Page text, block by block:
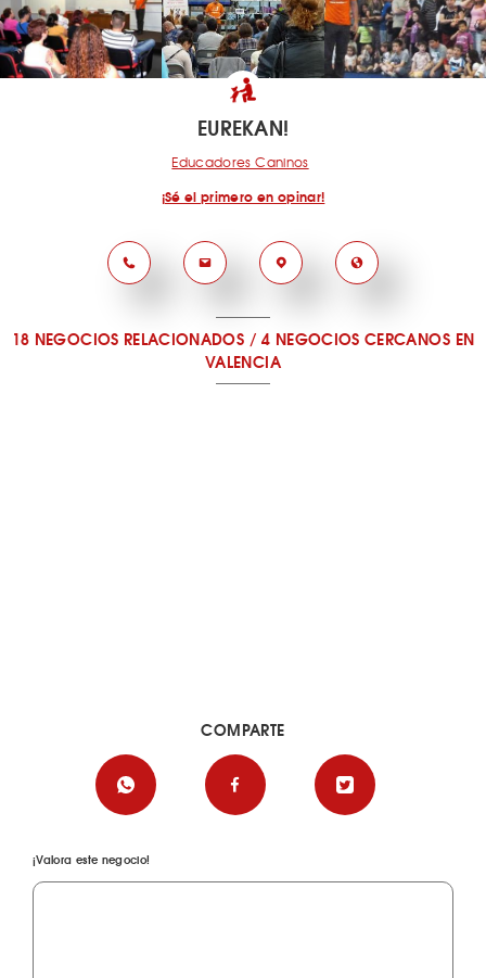
EUREKAN!
Educadores Caninos
¡Sé el primero en opinar!
18 NEGOCIOS RELACIONADOS /4 NEGOCIOS CERCANOS EN
VALENCIA
¡Valora este negocio!
COMPARTE